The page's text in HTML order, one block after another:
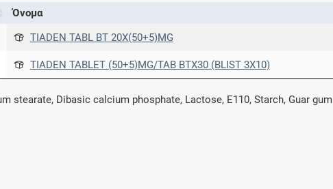
Όνομα
TIADEN TABL BT 20X(50+5)MG
TIADEN TABLET (50+5)MG/TAB BTX30 (BLIST 3X10)
stearate, Dibasic calcium phosphate, Lactose, E110, Starch, Guar gum